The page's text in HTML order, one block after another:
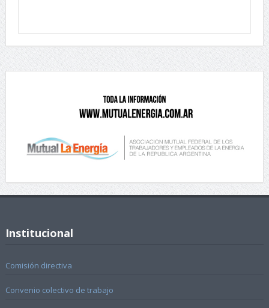
Institucional
Comisión directiva
Convenio colectivo de trabajo